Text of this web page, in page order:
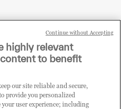
e desideri acquistare
trattate sul blog?
E DIVENTA
SYNNEX
highly relevant
to benefit
our site reliable and secure,
provide you personalized
user experience; including
Continue without Accepting